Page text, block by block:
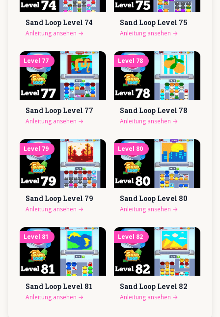
Sand Loop Level 74
Anleitung ansehen →
Sand Loop Level 75
Anleitung ansehen →
Level 77
Sand Loop Level 77
Anleitung ansehen →
Level 78
Sand Loop Level 78
Anleitung ansehen →
Level 79
Sand Loop Level 79
Anleitung ansehen →
Level 80
Sand Loop Level 80
Anleitung ansehen →
Level 81
Sand Loop Level 81
Anleitung ansehen →
Level 82
Sand Loop Level 82
Anleitung ansehen →